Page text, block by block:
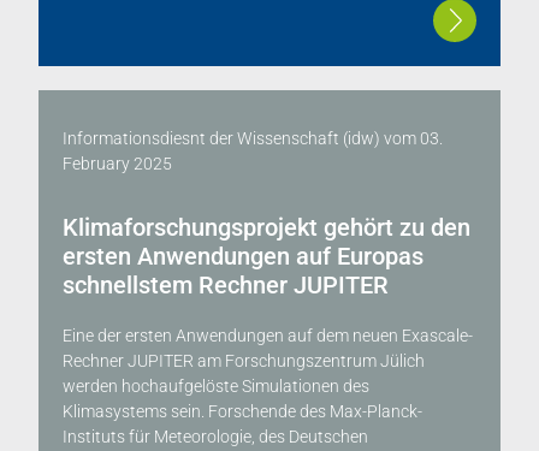
Informationsdiesnt der Wissenschaft (idw) vom 03.
February 2025
Klimaforschungsprojekt gehört zu den
ersten Anwendungen auf Europas
schnellstem Rechner JUPITER
Eine der ersten Anwendungen auf dem neuen Exascale-
Rechner JUPITER am Forschungszentrum Jülich
werden hochaufgelöste Simulationen des
Klimasystems sein. Forschende des Max-Planck-
Instituts für Meteorologie, des Deutschen